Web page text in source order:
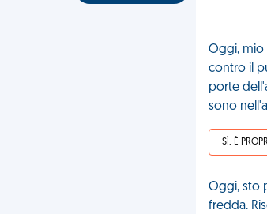
Oggi, mio
contro il
porte
sono
Oggi, sto
fredda.